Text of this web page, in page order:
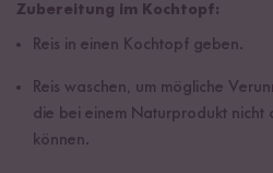
Zubereitung im Kochtopf:
Reis in einen Kochtopf geben.
Reis waschen, um mögliche
die bei einem Naturprodukt nicht
können.